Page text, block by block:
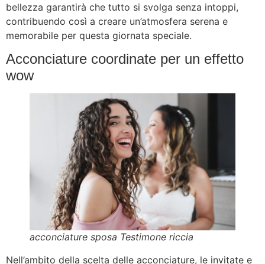
bellezza garantirà che tutto si svolga senza intoppi,
contribuendo così a creare un’atmosfera serena e
memorabile per questa giornata speciale.
Acconciature coordinate per un effetto
wow
acconciature sposa Testimone riccia
Nell’ambito della scelta delle acconciature, le invitate e